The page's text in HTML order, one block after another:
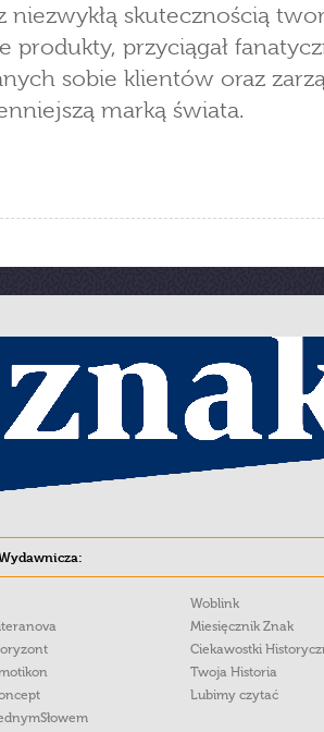
niezwykłą skutecznością
produkty, przyciągał
sobie klientów oraz
marką świata.
Woblink
Miesięcznik Znak
Ciekawostki
Twoja Historia
Lubimy czytać